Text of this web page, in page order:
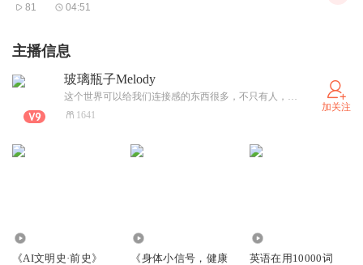
81 04:51
主播信息
玻璃瓶子Melody
这个世界可以给我们连接感的东西很多，不只有人，一棵树可以，日月星辰也可以，只要你跟自己有连接，而且越来越深，你会被很多事物滋养。
1641
加关注
《AI文明史·前史》
《身体小信号，健康
英语在用10000词